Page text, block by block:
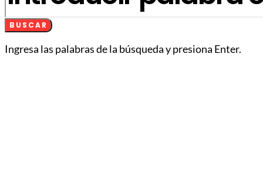
BUSCAR
Ingresa las palabras de la búsqueda y presiona Enter.